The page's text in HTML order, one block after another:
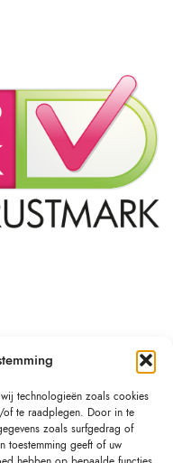
technologieën zoals cookies
te raadplegen. Door in te
zoals surfgedrag of
toestemming geeft of uw